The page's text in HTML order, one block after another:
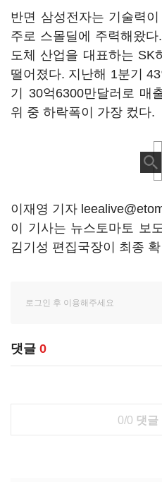
반면 삼성전자는 기술력
주로 스몰딜에 주력해왔
도체 산업을 대표하는 SK
떨어졌다. 지난해 1분기
기 30억6300만달러로 매
위 중 하락폭이 가장 컸다.
이재영 기자
이 기사는 뉴스토마토 보
김기성 편집국장이 최종
댓글 0
0/0 댓글